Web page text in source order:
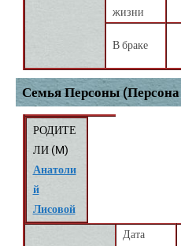
жизни
В браке
Семья Персоны (Персона
РОДИТЕ
ЛИ (M)
Анатоли
й
Лисовой
Дата